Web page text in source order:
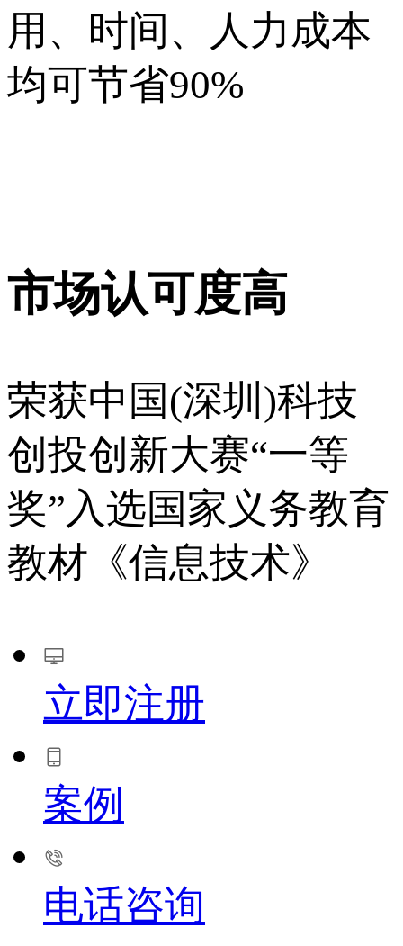
用、时间、人力成本
均可节省90%
市场认可度高
荣获中国(深圳)科技
创投创新大赛“一等
奖”入选国家义务教育
教材《信息技术》
立即注册
案例
电话咨询